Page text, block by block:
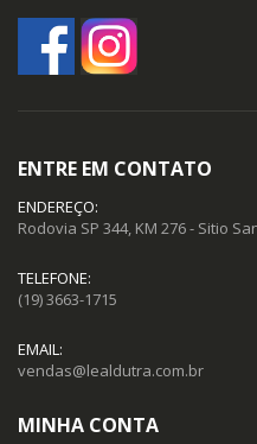
ENTRE EM CONTATO
ENDEREÇO:
Rodovia SP 344, KM 276 - Sitio
TELEFONE:
(19) 3663-1715
EMAIL:
vendas@lealdutra.com.br
MINHA CONTA